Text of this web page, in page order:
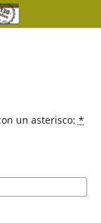
un asterisco: *